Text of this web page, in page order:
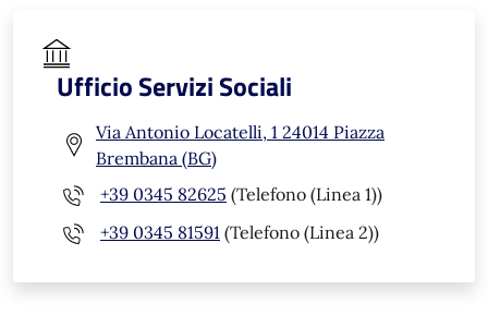
Ufficio Servizi Sociali
Via Antonio Locatelli, 1 24014 Piazza
Brembana (BG)
+39 0345 82625 (Telefono (Linea 1))
+39 0345 81591 (Telefono (Linea 2))